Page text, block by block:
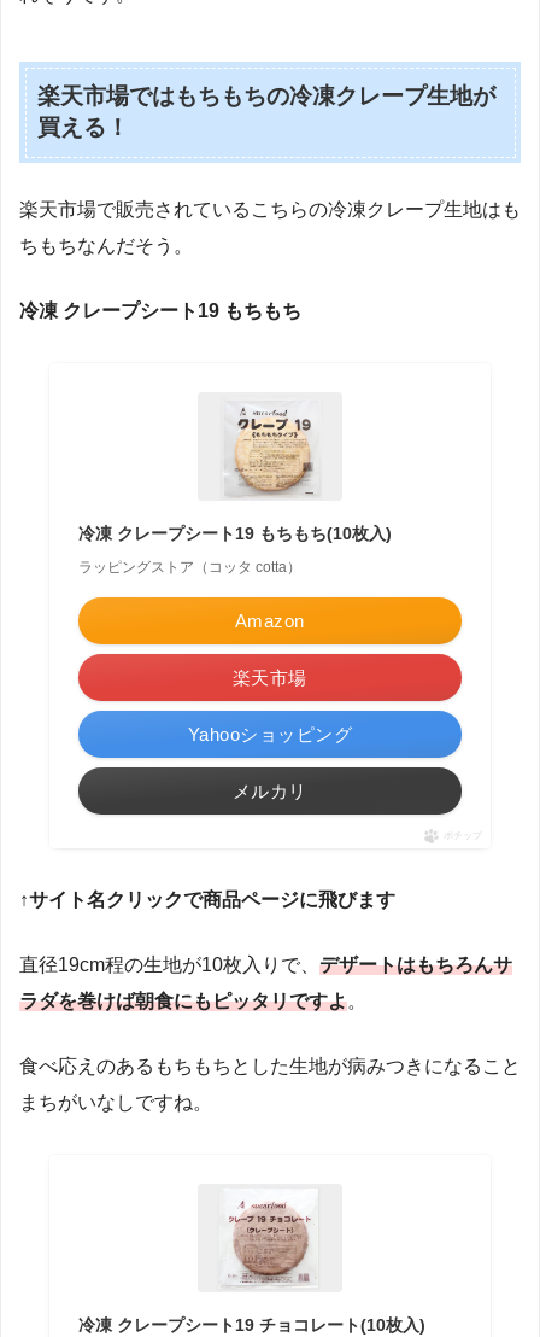
楽天市場ではもちもちの冷凍クレープ生地が
買える！
楽天市場で販売されているこちらの冷凍クレープ生地はも
ちもちなんだそう。
冷凍 クレープシート19 もちもち
冷凍 クレープシート19 もちもち(10枚入)
ラッピングストア（コッタ cotta）
Amazon
楽天市場
Yahooショッピング
メルカリ
ポチップ
↑サイト名クリックで商品ページに飛びます
直径19cm程の生地が10枚入りで、 デザートはもちろんサ
ラダを巻けば朝食にもピッタリですよ。
食べ応えのあるもちもちとした生地が病みつきになること
まちがいなしですね。
冷凍 クレープシート19 チョコレート(10枚入)